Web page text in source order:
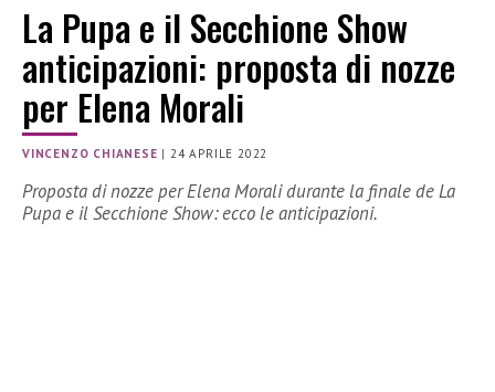
La Pupa e il Secchione Show
anticipazioni: proposta di nozze
per Elena Morali
VINCENZO CHIANESE |24 APRILE 2022
Proposta di nozze per Elena Morali durante la finale de La
Pupa e il Secchione Show: ecco le anticipazioni.